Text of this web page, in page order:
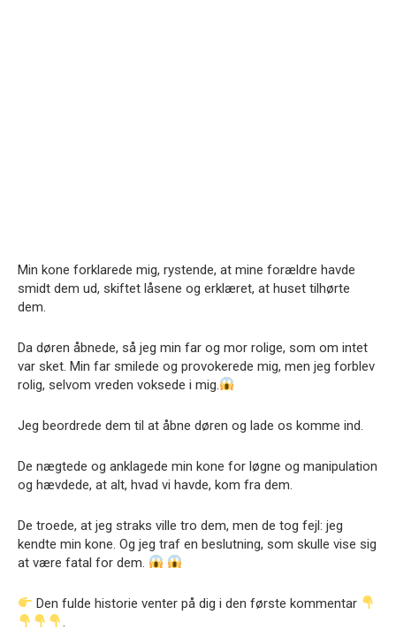
Min kone forklarede mig, rystende, at mine forældre havde
smidt dem ud, skiftet låsene og erklæret, at huset tilhørte
dem.
Da døren åbnede, så jeg min far og mor rolige, som om intet
var sket. Min far smilede og provokerede mig, men jeg forblev
rolig, selvom vreden voksede i mig.
Jeg beordrede dem til at åbne døren og lade os komme ind.
De nægtede og anklagede min kone for løgne og manipulation
og hævdede, at alt, hvad vi havde, kom fra dem.
De troede, at jeg straks ville tro dem, men de tog fejl: jeg
kendte min kone. Og jeg traf en beslutning, som skulle vise sig
at være fatal for dem.
Den fulde historie venter på dig i den første kommentar